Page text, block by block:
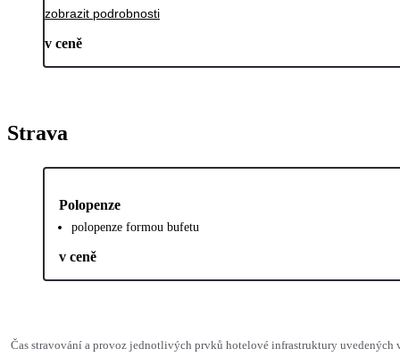
zobrazit podrobnosti
v ceně
Strava
Polopenze
polopenze formou bufetu
v ceně
Čas stravování a provoz jednotlivých prvků hotelové infrastruktury uvedených